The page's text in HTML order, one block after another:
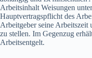
Arbeitsinhalt Weisungen
Hauptvertragspflicht des
Arbeitgeber seine
zu stellen. Im Gegenzug
Arbeitsentgelt.